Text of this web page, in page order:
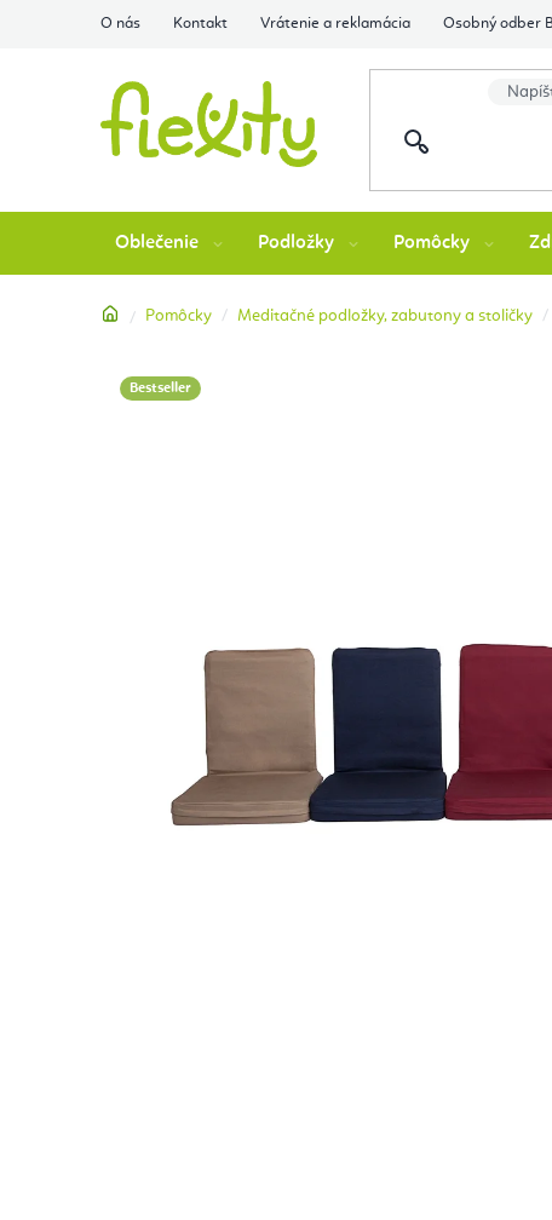
O nás Kontakt Vrátenie a reklamácia Osobný odber
Oblečenie Podložky Pomôcky
DomovPomôcky Meditačné podložky, zabutony a stoličky
Bestseller